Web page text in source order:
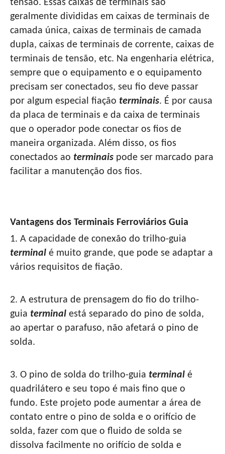
tensão. Essas caixas de terminais são
geralmente divididas em caixas de terminais de
camada única, caixas de terminais de camada
dupla, caixas de terminais de corrente, caixas de
terminais de tensão, etc. Na engenharia elétrica,
sempre que o equipamento e o equipamento
precisam ser conectados, seu fio deve passar
por algum especial fiação terminais. É por causa
da placa de terminais e da caixa de terminais
que o operador pode conectar os fios de
maneira organizada. Além disso, os fios
conectados ao terminais pode ser marcado para
facilitar a manutenção dos fios.
Vantagens dos Terminais Ferroviários Guia
1. A capacidade de conexão do trilho-guia
terminal é muito grande, que pode se adaptar a
vários requisitos de fiação.
2. A estrutura de prensagem do fio do trilho-
guia terminal está separado do pino de solda,
ao apertar o parafuso, não afetará o pino de
solda.
3. O pino de solda do trilho-guia terminal é
quadrilátero e seu topo é mais fino que o
fundo. Este projeto pode aumentar a área de
contato entre o pino de solda e o orifício de
solda, fazer com que o fluido de solda se
dissolva facilmente no orifício de solda e